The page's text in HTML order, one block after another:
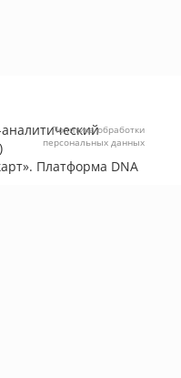
. Платформа DNA
Политика обработки
персональных данных